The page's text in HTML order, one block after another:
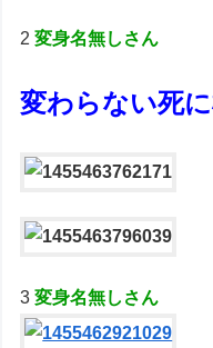
2 変身名無しさん
変わらない死
3 変身名無しさん